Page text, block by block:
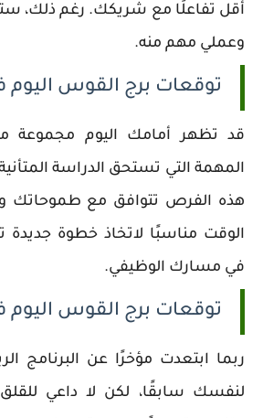
أقل تفاعلًا مع شريكك. رغم ذلك،
وعملي مهم منه.
توقعات برج القوس اليوم
قد تظهر أمامك اليوم مجموعة
المهمة التي تستحق الدراسة
هذه الفرص تتوافق مع طموحاتك
الوقت مناسبًا لاتخاذ خطوة جديدة
في مسارك الوظيفي.
توقعات برج القوس
ربما ابتعدت مؤخرًا عن البرنامج
لنفسك سابقًا، لكن لا داعي